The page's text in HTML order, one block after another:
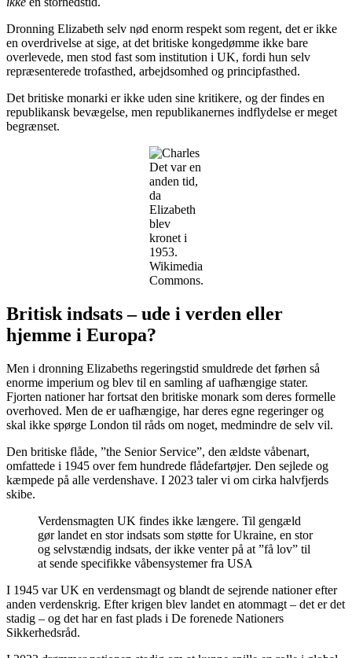
Dronning Elizabeth selv nød enorm respekt som regent, det er ikke
en overdrivelse at sige, at det britiske kongedømme ikke bare
overlevede, men stod fast som institution i UK, fordi hun selv
repræsenterede trofasthed, arbejdsomhed og principfasthed.
Det britiske monarki er ikke uden sine kritikere, og der findes en
republikansk bevægelse, men republikanernes indflydelse er meget
begrænset.
Det var en
anden tid,
da
Elizabeth
blev
kronet i
1953.
Wikimedia
Commons.
Britisk indsats – ude i verden eller
hjemme i Europa?
Men i dronning Elizabeths regeringstid smuldrede det førhen så
enorme imperium og blev til en samling af uafhængige stater.
Fjorten nationer har fortsat den britiske monark som deres formelle
overhoved. Men de er uafhængige, har deres egne regeringer og
skal ikke spørge London til råds om noget, medmindre de selv vil.
Den britiske flåde, ”the Senior Service”, den ældste våbenart,
omfattede i 1945 over fem hundrede flådefartøjer. Den sejlede og
kæmpede på alle verdenshave. I 2023 taler vi om cirka halvfjerds
skibe.
Verdensmagten UK findes ikke længere. Til gengæld
gør landet en stor indsats som støtte for Ukraine, en stor
og selvstændig indsats, der ikke venter på at ”få lov” til
at sende specifikke våbensystemer fra USA
I 1945 var UK en verdensmagt og blandt de sejrende nationer efter
anden verdenskrig. Efter krigen blev landet en atommagt – det er det
stadig – og det har en fast plads i De forenede Nationers
Sikkerhedsråd.